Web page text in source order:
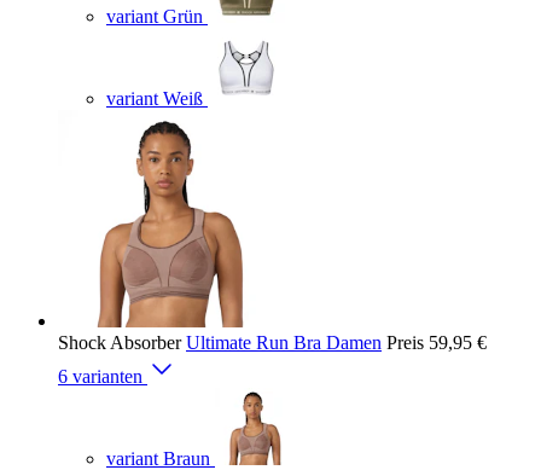
variant Grün
variant Weiß
Shock Absorber Ultimate Run Bra Damen Preis 59,95 €
6 varianten
variant Braun